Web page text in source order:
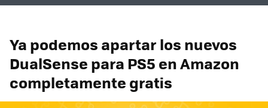
Ya podemos apartar los nuevos
DualSense para PS5 en Amazon
completamente gratis